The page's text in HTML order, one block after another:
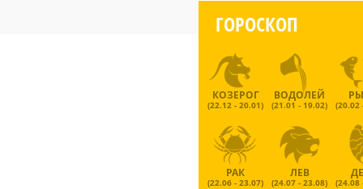
ГОРОСКОП
КОЗЕРОГ
(22.12 - 20.01)
ВОДОЛЕЙ
(21.01 - 19.02) (20.02
РАК
(22.06 - 23.07)
ЛЕВ
(24.07 - 23.08) (24.08